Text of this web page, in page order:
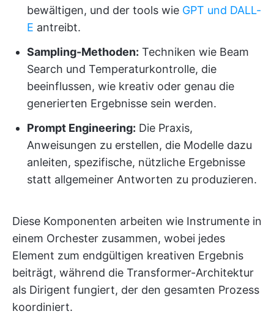
bewältigen, und der tools wie GPT und DALL-
E antreibt.
Sampling-Methoden: Techniken wie Beam
Search und Temperaturkontrolle, die
beeinflussen, wie kreativ oder genau die
generierten Ergebnisse sein werden.
Prompt Engineering: Die Praxis,
Anweisungen zu erstellen, die Modelle dazu
anleiten, spezifische, nützliche Ergebnisse
statt allgemeiner Antworten zu produzieren.
Diese Komponenten arbeiten wie Instrumente in
einem Orchester zusammen, wobei jedes
Element zum endgültigen kreativen Ergebnis
beiträgt, während die Transformer-Architektur
als Dirigent fungiert, der den gesamten Prozess
koordiniert.